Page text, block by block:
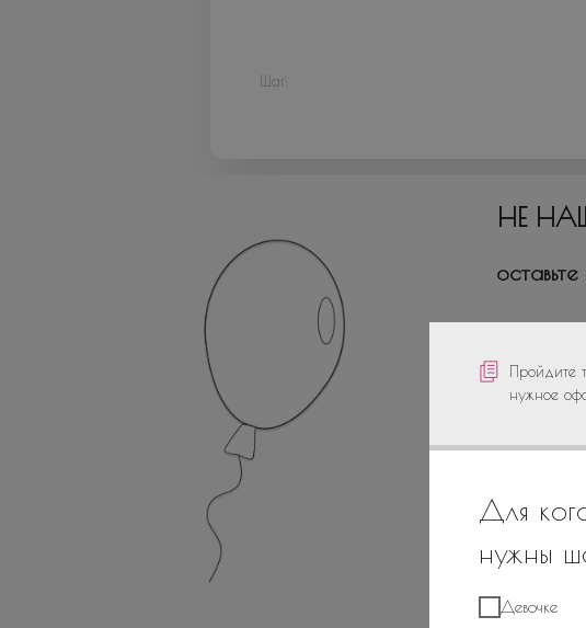
Пройдите
нужное
Для
нужны
Девочке
Шаг:
НЕ